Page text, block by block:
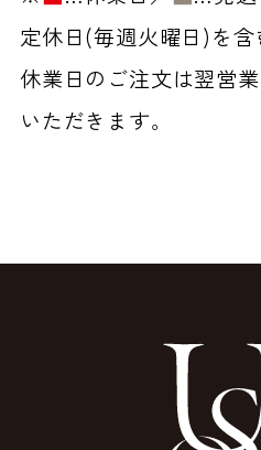
定休日(毎週火曜日)を
休業日のご注文は翌営
いただきます。